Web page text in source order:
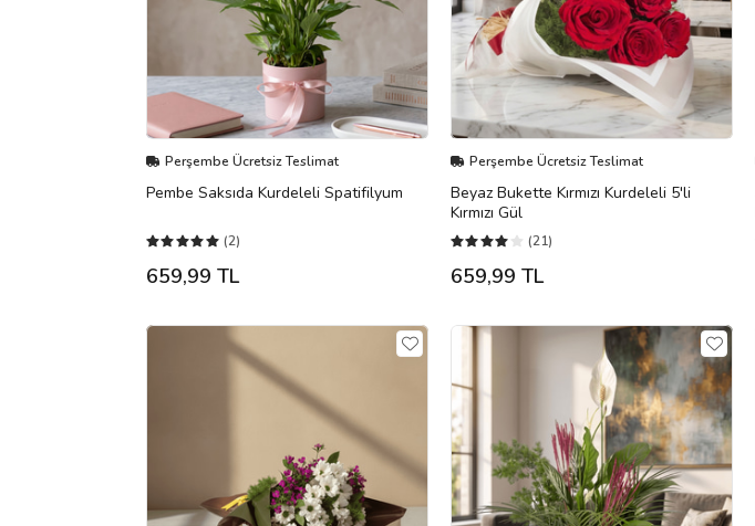
Perşembe Ücretsiz Teslimat
Pembe Saksıda Kurdeleli Spatifilyum
(2)
659,99 TL
Perşembe Ücretsiz Teslimat
Beyaz Bukette Kırmızı Kurdeleli 5'li
Kırmızı Gül
(21)
659,99 TL